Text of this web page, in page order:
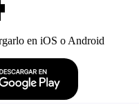
en iOS o Android